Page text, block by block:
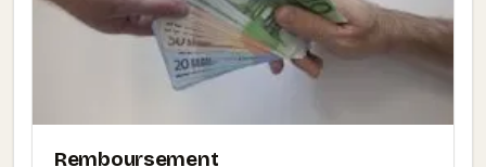
Remboursement